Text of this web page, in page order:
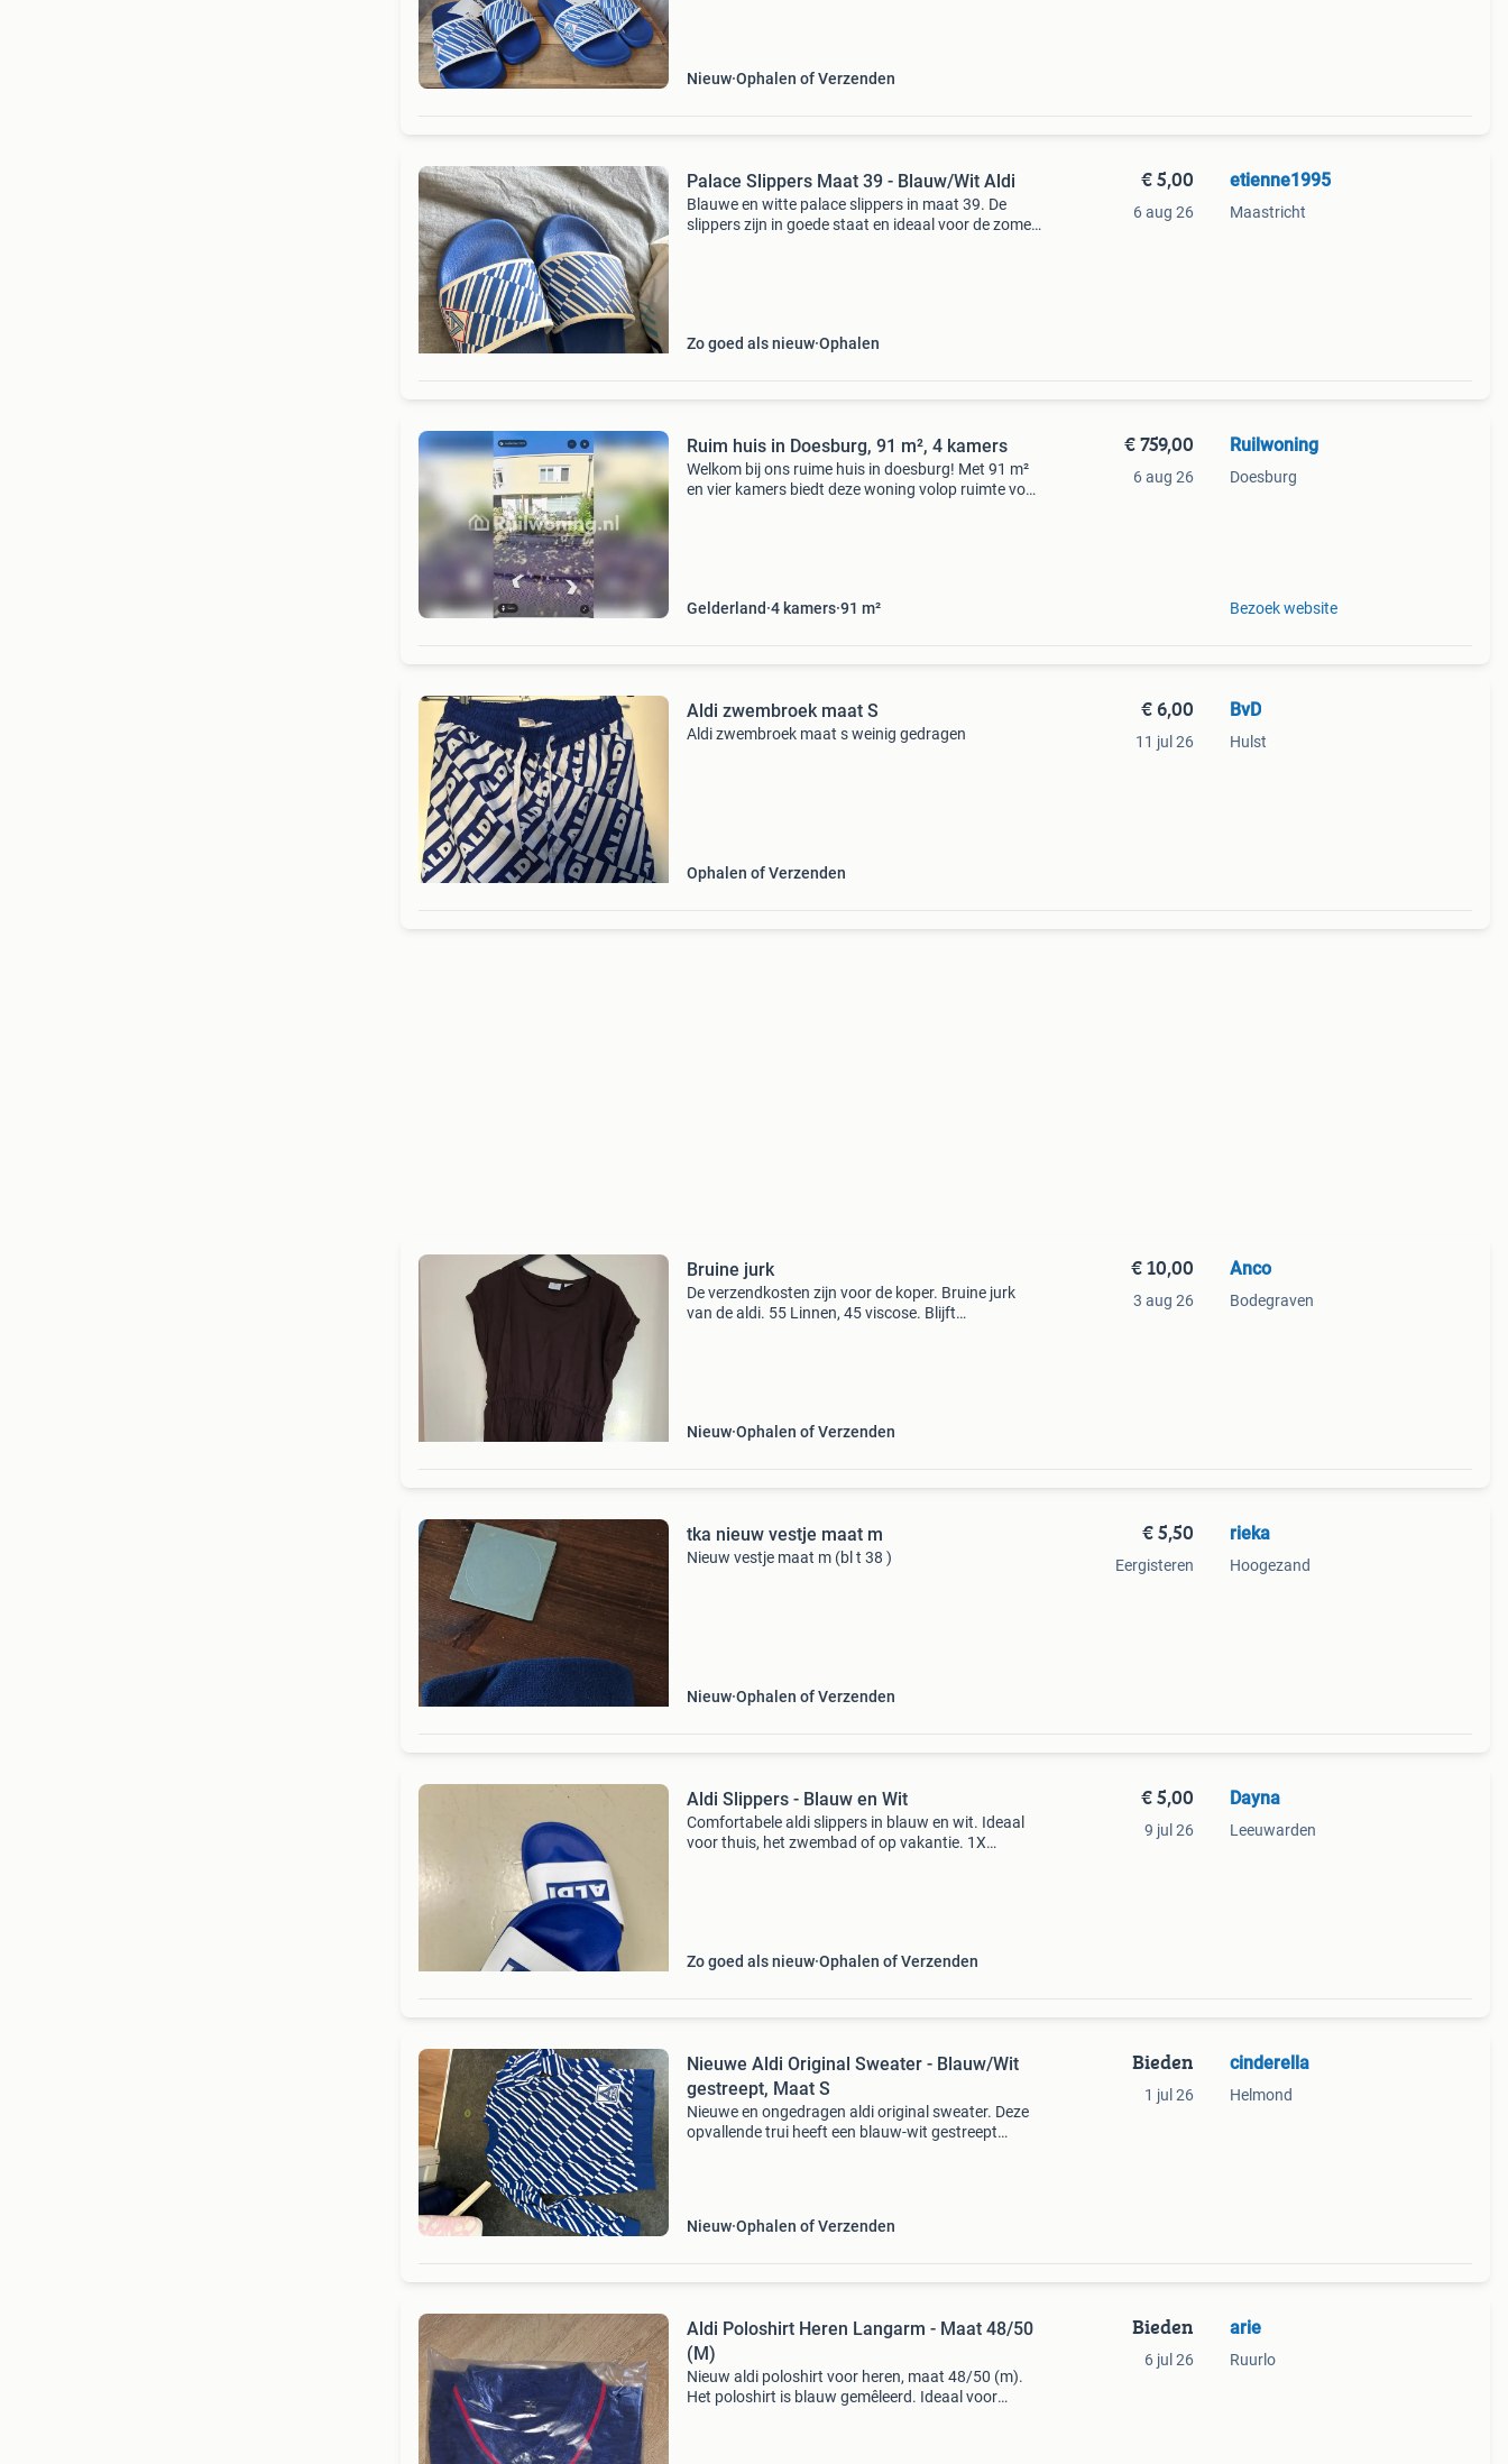
Nieuw Ophalen of Verzenden
Palace Slippers Maat 39 - Blauw/Wit Aldi
Blauwe en witte palace slippers in maat 39. De
slippers zijn in goede staat en ideaal voor de zomer
Zo goed als nieuw Ophalen
€ 5,00
6 aug 26
etienne1995
Maastricht
Ruim huis in Doesburg, 91 m², 4 kamers
Welkom bij ons ruime huis in doesburg! Met 91 m²
en vier kamers biedt deze woning volop ruimte voor
Gelderland 4 kamers 91 m²
€ 759,00
6 aug 26
Ruilwoning
Doesburg
Bezoek website
Aldi zwembroek maat S
Aldi zwembroek maat s weinig gedragen
Ophalen of Verzenden
€ 6,00
11 jul 26
BvD
Hulst
Bruine jurk
De verzendkosten zijn voor de koper. Bruine jurk
van de aldi. 55 Linnen, 45 viscose. Blijft
Nieuw Ophalen of Verzenden
€ 10,00
3 aug 26
Anco
Bodegraven
tka nieuw vestje maat m
Nieuw vestje maat m (bl t 38 )
Nieuw Ophalen of Verzenden
€ 5,50
Eergisteren
rieka
Hoogezand
Aldi Slippers - Blauw en Wit
Comfortabele aldi slippers in blauw en wit. Ideaal
voor thuis, het zwembad of op vakantie. 1X
Zo goed als nieuw Ophalen of Verzenden
€ 5,00
9 jul 26
Dayna
Leeuwarden
Nieuwe Aldi Original Sweater - Blauw/Wit
gestreept, Maat S
Nieuwe en ongedragen aldi original sweater. Deze
opvallende trui heeft een blauw-wit gestreept
Nieuw Ophalen of Verzenden
Bieden
1 jul 26
cinderella
Helmond
Aldi Poloshirt Heren Langarm - Maat 48/50
(M)
Nieuw aldi poloshirt voor heren, maat 48/50 (m).
Het poloshirt is blauw gemêleerd. Ideaal voor
Bieden
6 jul 26
arie
Ruurlo